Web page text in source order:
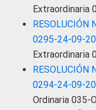
Extraordinaria
RESOLUCIÓN
0295-24-09-
Extraordinaria
RESOLUCIÓN
0294-24-09-
Ordinaria 035-